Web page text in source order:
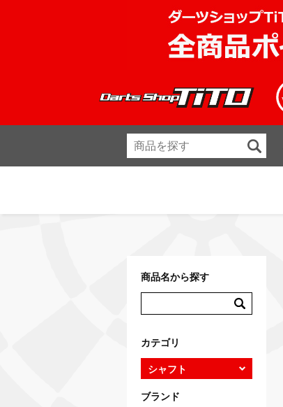
商品名から探す
カテゴリ
ブランド